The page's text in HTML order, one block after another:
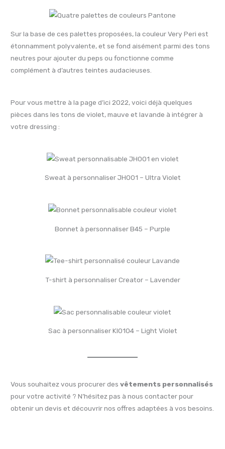
Sur la base de ces palettes proposées, la couleur Very Peri est
étonnamment polyvalente, et se fond aisément parmi des tons
neutres pour ajouter du peps ou fonctionne comme
complément à d’autres teintes audacieuses.
Pour vous mettre à la page d’ici 2022, voici déjà quelques
pièces dans les tons de violet, mauve et lavande à intégrer à
votre dressing :
Sweat à personnaliser JH001 – Ultra Violet
Bonnet à personnaliser B45 – Purple
T-shirt à personnaliser Creator – Lavender
Sac à personnaliser KI0104 – Light Violet
Vous souhaitez vous procurer desvêtements personnalisés
pour votre activité ? N’hésitez pas à nous contacter pour
obtenir un devis et découvrir nos offres adaptées à vos besoins.